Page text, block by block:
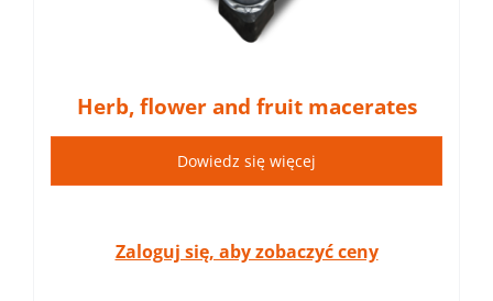
Herb, flower and fruit macerates
Dowiedz się więcej
Zaloguj się, aby zobaczyć ceny